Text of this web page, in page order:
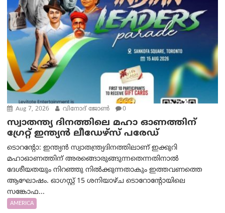
Aug 7, 2026 വിനോദ് ജോൺ 0
സ്വാതന്ത്യ ദിനത്തിലെ മഹാ ഓണത്തിന്
ഗ്രേറ്റ് ഇന്ത്യൻ ലീഡേഴ്സ് പരേഡ്
ടൊറന്റോ: ഇന്ത്യൻ സ്വാതന്ത്ര്യദിനത്തിലാണ് ഇക്കുറി
മഹാഓണത്തിന് അരങ്ങൊരുങ്ങുന്നതെന്നതിനാൽ
ദേശീയതയും നിറഞ്ഞു നിൽക്കുന്നതാകും ഇത്തവണത്തെ
ആഘോഷം. ഓഗസ്റ്റ് 15 ശനിയാഴ്ച ടൊറോന്റോയിലെ
സങ്കോഫ...
AMERICA